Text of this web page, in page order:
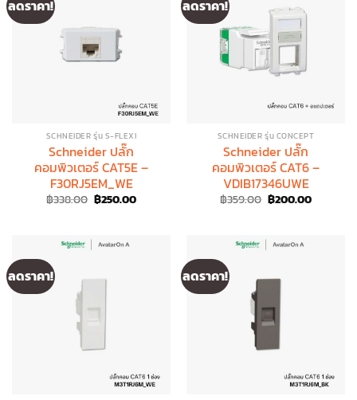
ลดราคา!
SCHNEIDER รุ่น S-FLEXI
Schneider ปลั๊ก
คอมพิวเตอร์ CAT5E –
F30RJ5EM_WE
฿338.00 Original
price
฿250.00Current
price
ลดราคา!
SCHNEIDER รุ่น CONCEPT
Schneider ปลั๊ก
คอมพิวเตอร์ CAT6 –
VDIB17346UWE
฿359.00 Original
price
฿200.00Current
price
ลดราคา! ลดราคา!